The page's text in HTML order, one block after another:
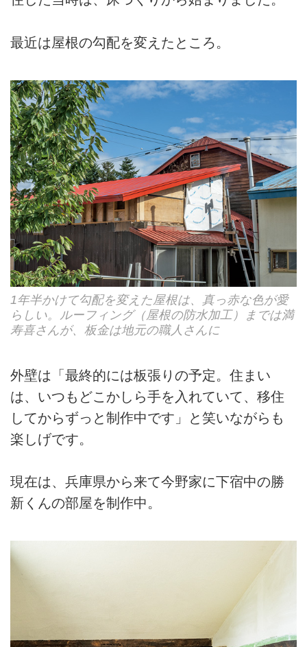
最近は屋根の勾配を変えたところ。
1年半かけて勾配を変えた屋根は、真っ赤な色が愛
らしい。ルーフィング（屋根の防水加工）までは満
寿喜さんが、板金は地元の職人さんに
外壁は「最終的には板張りの予定。住まい
は、いつもどこかしら手を入れていて、移住
してからずっと制作中です」と笑いながらも
楽しげです。
現在は、兵庫県から来て今野家に下宿中の勝
新くんの部屋を制作中。